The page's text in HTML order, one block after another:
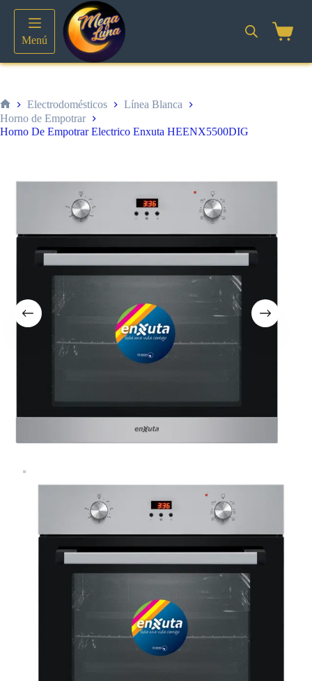
contenido
Menú
Inicio
Electrodomésticos
Línea Blanca
Horno de Empotrar
Horno De Empotrar Electrico Enxuta HEENX5500DIG